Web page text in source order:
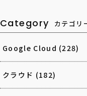
Category カテゴリ
Google Cloud (228)
クラウド (182)